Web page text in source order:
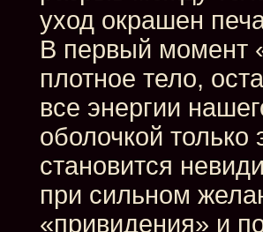
уход окрашен
В первый момент
плотное тело,
все энергии
оболочкой
становится
при сильном
«привидения» и